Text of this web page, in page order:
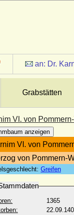
an: Dr.
Grabstätten
VI. von
anzeigen
VI. von
von Pommern-
Greifen
1365